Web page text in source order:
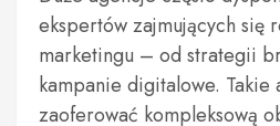
ekspertów zajmujących się
marketingu – od strategii
kampanie digitalowe. Takie
zaoferować kompleksową